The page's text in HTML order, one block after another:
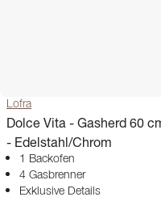
Lofra
Dolce Vita - Gasherd 60
- Edelstahl/Chrom
1 Backofen
4 Gasbrenner
Exklusive Details